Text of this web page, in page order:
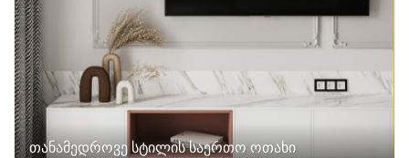
თანამედროვე სტილის საერთო ოთახი